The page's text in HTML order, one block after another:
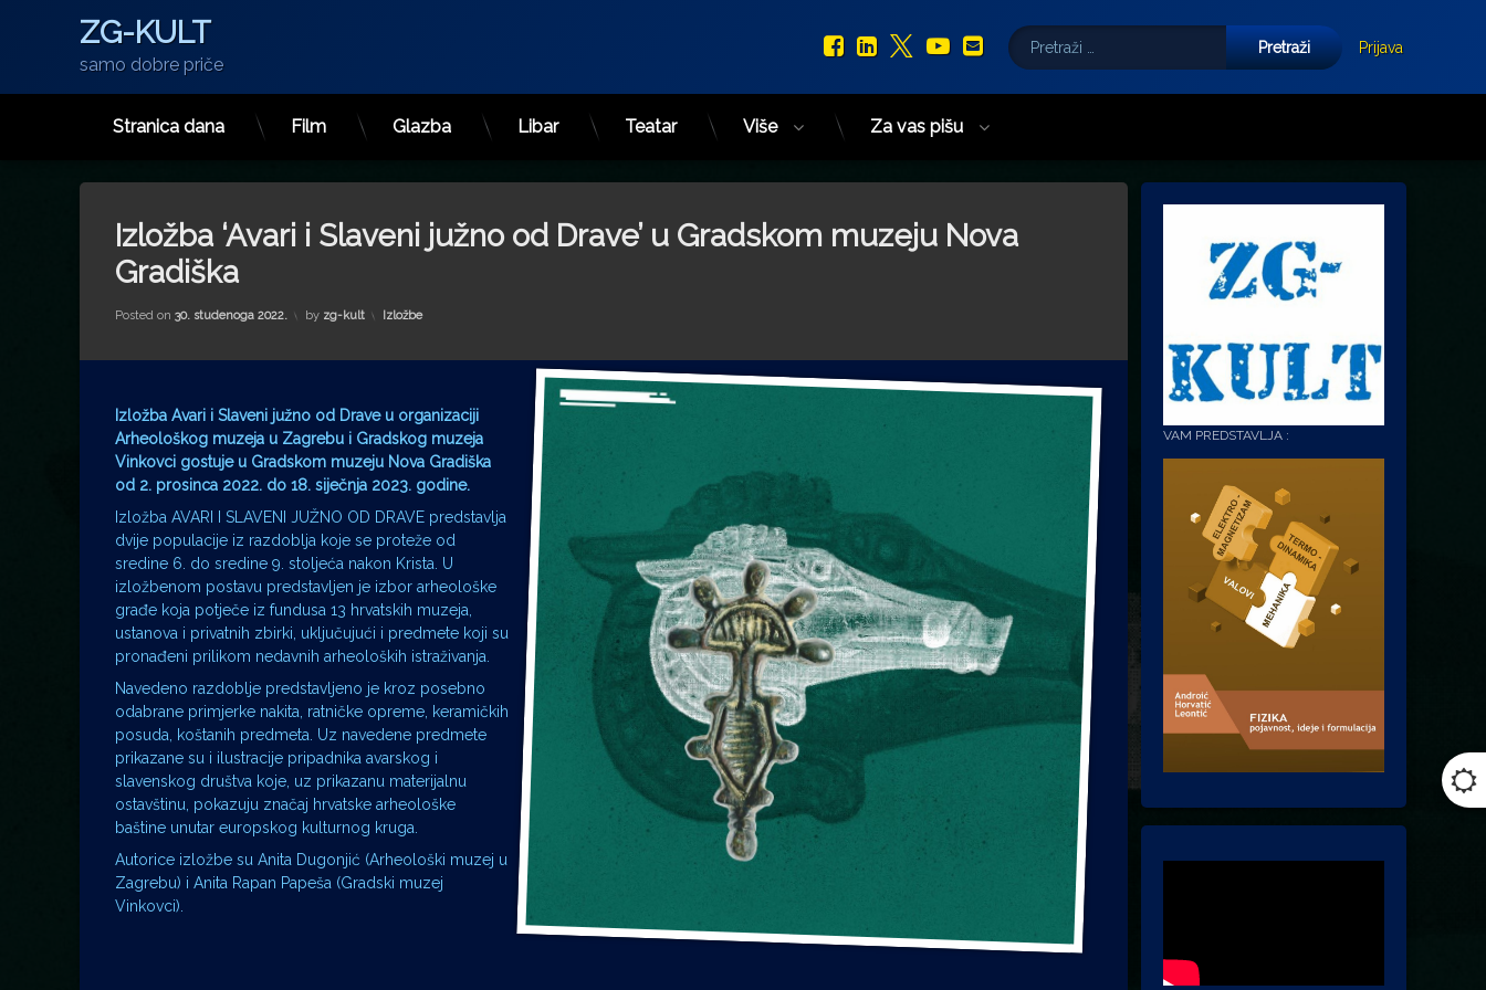
ZG-KULT
samo dobre priče
Facebook
LinkedIn
X.com
YouTube
E-mail
Pretraži:
Prijava
Stranica dana Film Glazba Libar Teatar Više Za vas pišu
Izložba ‘Avari i Slaveni južno od Drave’ u Gradskom muzeju Nova
Gradiška
Posted on 30. studenoga 2022. by zg-kult Kategorije:
Izložbe
Izložba Avari i Slaveni južno od Drave u organizaciji
Arheološkog muzeja u Zagrebu i Gradskog muzeja
Vinkovci gostuje u Gradskom muzeju Nova Gradiška
od 2. prosinca 2022. do 18. siječnja 2023. godine.
Izložba AVARI I SLAVENI JUŽNO OD DRAVE predstavlja
dvije populacije iz razdoblja koje se proteže od
sredine 6. do sredine 9. stoljeća nakon Krista. U
izložbenom postavu predstavljen je izbor arheološke
građe koja potječe iz fundusa 13 hrvatskih muzeja,
ustanova i privatnih zbirki, uključujući i predmete koji su
pronađeni prilikom nedavnih arheoloških istraživanja.
Navedeno razdoblje predstavljeno je kroz posebno
odabrane primjerke nakita, ratničke opreme, keramičkih
posuda, koštanih predmeta. Uz navedene predmete
prikazane su i ilustracije pripadnika avarskog i
slavenskog društva koje, uz prikazanu materijalnu
ostavštinu, pokazuju značaj hrvatske arheološke
baštine unutar europskog kulturnog kruga.
Autorice izložbe su Anita Dugonjić (Arheološki muzej u
Zagrebu) i Anita Rapan Papeša (Gradski muzej
Vinkovci).
VAM PREDSTAVLJA :